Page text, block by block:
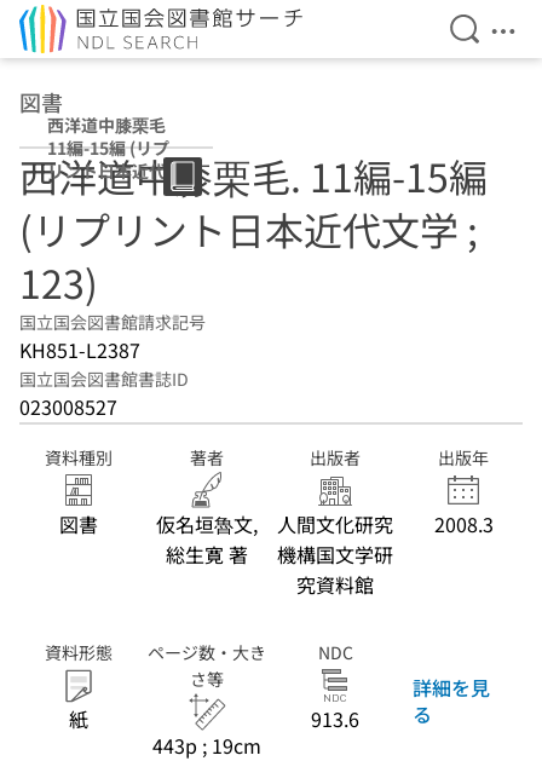
検索を
メ
図書
西洋道中膝栗毛
11編-15編 (リプ
リント日本近代文
学 ; 123)
西洋道中膝栗毛. 11編-15編
(リプリント日本近代文学 ;
123)
国立国会図書館請求記号
KH851-L2387
国立国会図書館書誌ID
023008527
資料種別
図書
著者
仮名垣魯文,
総生寛 著
出版者
人間文化研究
機構国文学研
究資料館
出版年
2008.3
資料形態
紙
ページ数・大き
さ等
443p ; 19cm
NDC
913.6
詳細を見
る